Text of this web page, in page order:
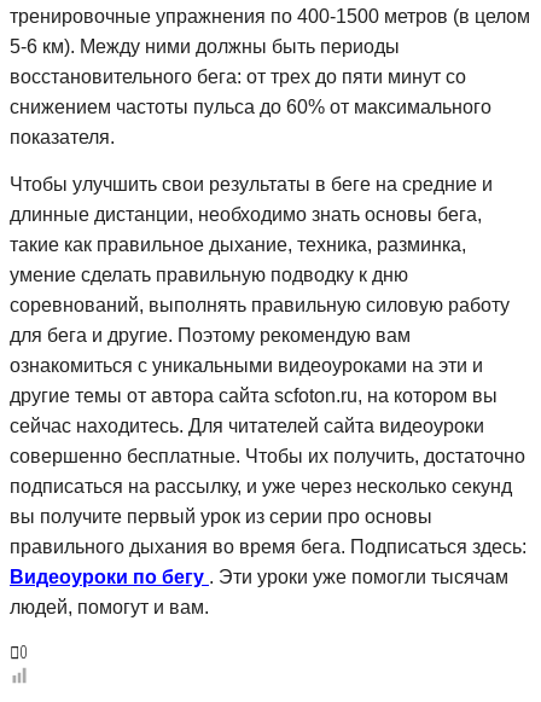
тренировочные упражнения по 400-1500 метров (в целом
5-6 км). Между ними должны быть периоды
восстановительного бега: от трех до пяти минут со
снижением частоты пульса до 60% от максимального
показателя.
Чтобы улучшить свои результаты в беге на средние и
длинные дистанции, необходимо знать основы бега,
такие как правильное дыхание, техника, разминка,
умение сделать правильную подводку к дню
соревнований, выполнять правильную силовую работу
для бега и другие. Поэтому рекомендую вам
ознакомиться с уникальными видеоуроками на эти и
другие темы от автора сайта scfoton.ru, на котором вы
сейчас находитесь. Для читателей сайта видеоуроки
совершенно бесплатные. Чтобы их получить, достаточно
подписаться на рассылку, и уже через несколько секунд
вы получите первый урок из серии про основы
правильного дыхания во время бега. Подписаться здесь:
Видеоуроки по бегу . Эти уроки уже помогли тысячам
людей, помогут и вам.
0